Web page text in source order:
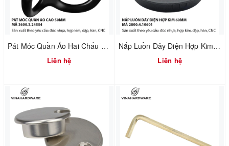
Pát Móc Quần Áo Hai Chấu Màu Đen Cao 50mm – Vinahardware | Mã 3600.3.24554
Liên hệ
Nắp Luồn Dây Điện Hợp Kim Phi 60mm Sơn Đen – Mã 2800.4.10601
Liên hệ